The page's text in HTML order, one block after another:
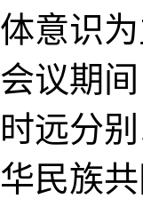
体意识
会议期
时远分
华民族